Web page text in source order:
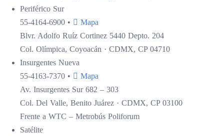
Periférico Sur
55-4164-6900 •
Mapa
Blvr. Adolfo Ruíz Cortinez 5440 Depto. 204
Col. Olímpica, Coyoacán · CDMX, CP 04710
Insurgentes Nueva
55-4163-7370 •
Mapa
Av. Insurgentes Sur 682 – 303
Col. Del Valle, Benito Juárez · CDMX, CP 03100
Frente a WTC – Metrobús Poliforum
Satélite